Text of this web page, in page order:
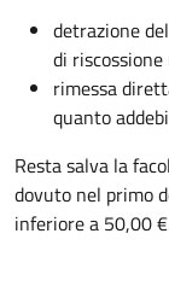
detrazione
di
rimessa
quanto
Resta salva la
dovuto nel primo
inferiore a 50,00